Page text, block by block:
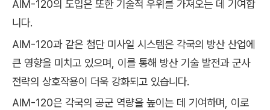
AIM-120의 도입은 또한 기술적 우위를 가져오는 데 기여합
니다.
AIM-120과 같은 첨단 미사일 시스템은 각국의 방산 산업에
큰 영향을 미치고 있으며, 이를 통해 방산 기술 발전과 군사
전략의 상호작용이 더욱 강화되고 있습니다.
AIM-120은 각국의 공군 역량을 높이는 데 기여하며, 이로